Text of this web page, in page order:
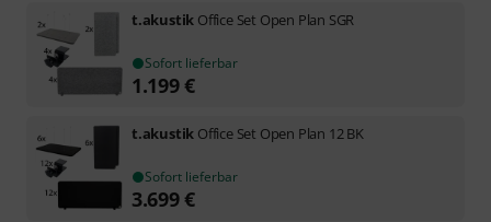
t.akustik Office Set Open Plan SGR
Sofort lieferbar
1.199€
t.akustik Office Set Open Plan 12 BK
Sofort lieferbar
3.699€